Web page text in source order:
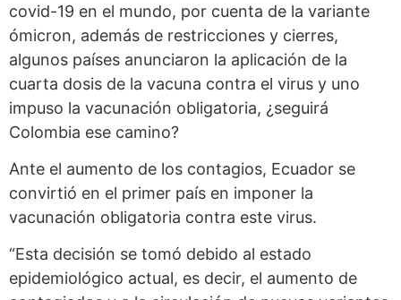
covid-19 en el mundo, por cuenta de la variante
ómicron, además de restricciones y cierres,
algunos países anunciaron la aplicación de la
cuarta dosis de la vacuna contra el virus y uno
impuso la vacunación obligatoria, ¿seguirá
Colombia ese camino?
Ante el aumento de los contagios, Ecuador se
convirtió en el primer país en imponer la
vacunación obligatoria contra este virus.
“Esta decisión se tomó debido al estado
epidemiológico actual, es decir, el aumento de